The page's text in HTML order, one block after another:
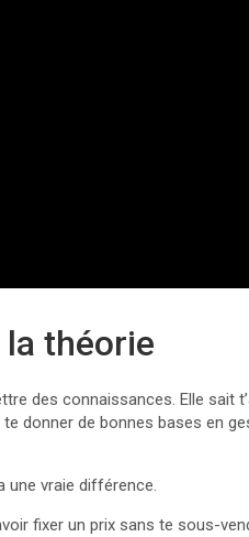
théorie
des connaissances. Elle sait
donner de bonnes bases en
une vraie différence.
fixer un prix sans te sous-